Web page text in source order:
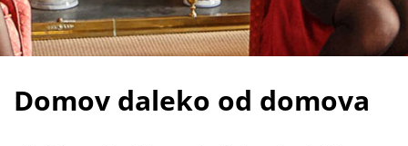
Domov daleko od domova